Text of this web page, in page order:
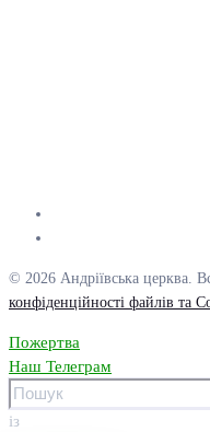
© 2026 Андріївська церква.
конфіденційності файлів та
Пожертва
Наш Телеграм
із